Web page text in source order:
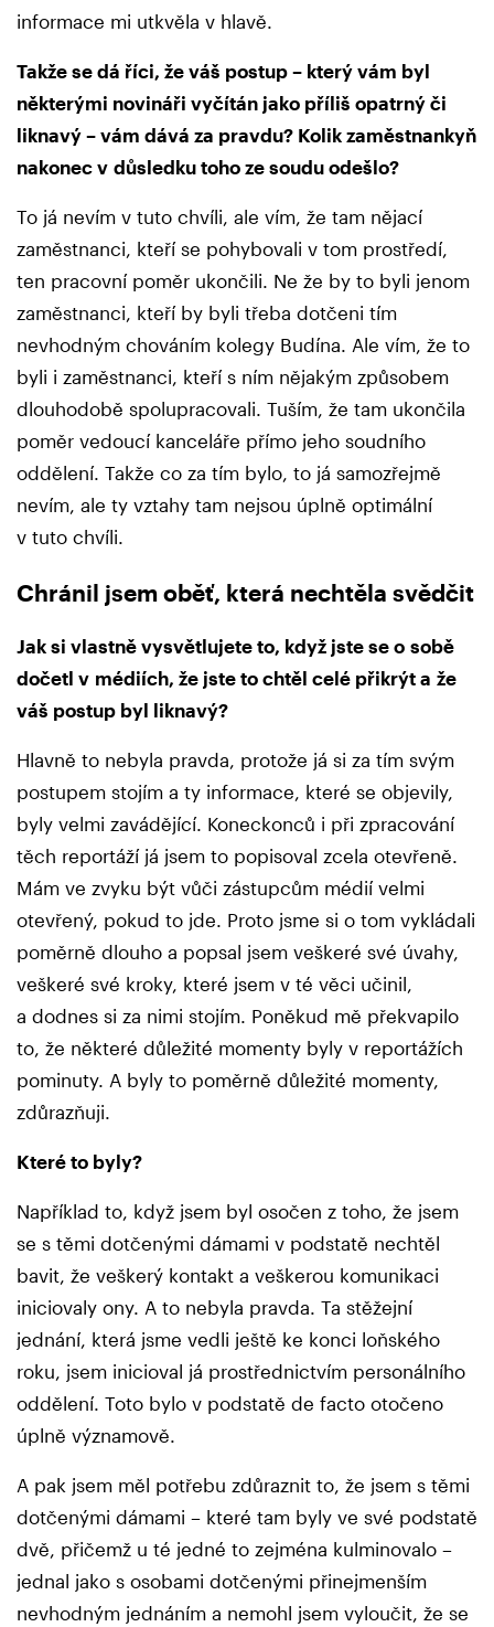
informace mi utkvěla v hlavě.
Takže se dá říci, že váš postup – který vám byl
některými novináři vyčítán jako příliš opatrný či
liknavý – vám dává za pravdu? Kolik zaměstnankyň
nakonec v důsledku toho ze soudu odešlo?
To já nevím v tuto chvíli, ale vím, že tam nějací
zaměstnanci, kteří se pohybovali v tom prostředí,
ten pracovní poměr ukončili. Ne že by to byli jenom
zaměstnanci, kteří by byli třeba dotčeni tím
nevhodným chováním kolegy Budína. Ale vím, že to
byli i zaměstnanci, kteří s ním nějakým způsobem
dlouhodobě spolupracovali. Tuším, že tam ukončila
poměr vedoucí kanceláře přímo jeho soudního
oddělení. Takže co za tím bylo, to já samozřejmě
nevím, ale ty vztahy tam nejsou úplně optimální
v tuto chvíli.
Chránil jsem oběť, která nechtěla svědčit
Jak si vlastně vysvětlujete to, když jste se o sobě
dočetl v médiích, že jste to chtěl celé přikrýt a že
váš postup byl liknavý?
Hlavně to nebyla pravda, protože já si za tím svým
postupem stojím a ty informace, které se objevily,
byly velmi zavádějící. Koneckonců i při zpracování
těch reportáží já jsem to popisoval zcela otevřeně.
Mám ve zvyku být vůči zástupcům médií velmi
otevřený, pokud to jde. Proto jsme si o tom vykládali
poměrně dlouho a popsal jsem veškeré své úvahy,
veškeré své kroky, které jsem v té věci učinil,
a dodnes si za nimi stojím. Poněkud mě překvapilo
to, že některé důležité momenty byly v reportážích
pominuty. A byly to poměrně důležité momenty,
zdůrazňuji.
Které to byly?
Například to, když jsem byl osočen z toho, že jsem
se s těmi dotčenými dámami v podstatě nechtěl
bavit, že veškerý kontakt a veškerou komunikaci
iniciovaly ony. A to nebyla pravda. Ta stěžejní
jednání, která jsme vedli ještě ke konci loňského
roku, jsem inicioval já prostřednictvím personálního
oddělení. Toto bylo v podstatě de facto otočeno
úplně významově.
A pak jsem měl potřebu zdůraznit to, že jsem s těmi
dotčenými dámami – které tam byly ve své podstatě
dvě, přičemž u té jedné to zejména kulminovalo –
jednal jako s osobami dotčenými přinejmenším
nevhodným jednáním a nemohl jsem vyloučit, že se